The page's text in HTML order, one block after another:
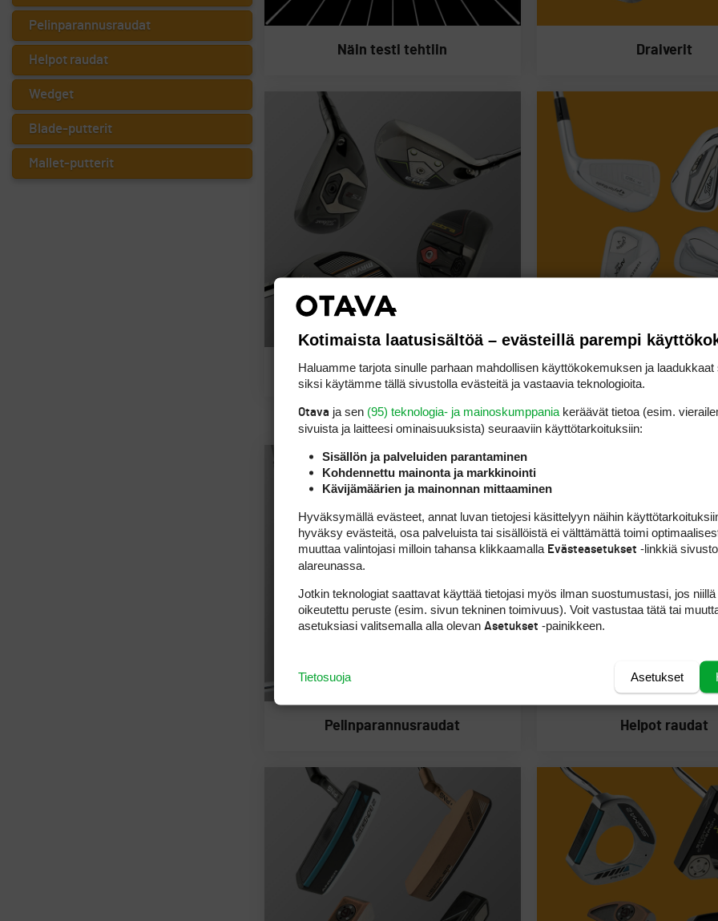
Pelinparannusraudat
Helpot raudat
Wedget
Blade-putterit
Mallet-putterit
Näin testi tehtiin Draiverit
Hybridit Kilpapelaajan
Pelinparannusraudat Helpot raudat
Kotimaista laatusisältöä – evästeillä parempi
Haluamme tarjota sinulle parhaan mahdollisen käyttökokemuksen ja laadukkaat
siksi käytämme tällä sivustolla evästeitä ja vastaavia teknologioita.
Otava ja sen (95) teknologia- ja mainoskumppania keräävät tietoa (esim.
sivuista ja laitteesi ominaisuuk­sista) seuraaviin käyttötarkoituksiin:
Sisällön ja palveluiden parantaminen
Kohdennettu mainonta ja markkinointi
Kävijämäärien ja mainonnan mittaaminen
Hyväksymällä evästeet, annat luvan tietojesi käsittelyyn näihin
hyväksy evästeitä, osa palveluista tai sisällöistä ei välttämättä toimi
muuttaa valintojasi milloin tahansa klikkaamalla Evästeasetukset -linkkiä
alareunassa.
Jotkin teknologiat saattavat käyttää tietojasi myös ilman suostumustasi, jos
oikeutettu peruste (esim. sivun tekninen toimivuus). Voit vastustaa tätä tai
asetuksiasi valitsemalla alla olevan Asetukset -painikkeen.
Asetukset
Tietosuoja